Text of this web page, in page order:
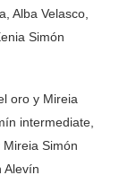
Alba Velasco,
Simón
oro y Mireia
intermediate,
Simón
Alevín